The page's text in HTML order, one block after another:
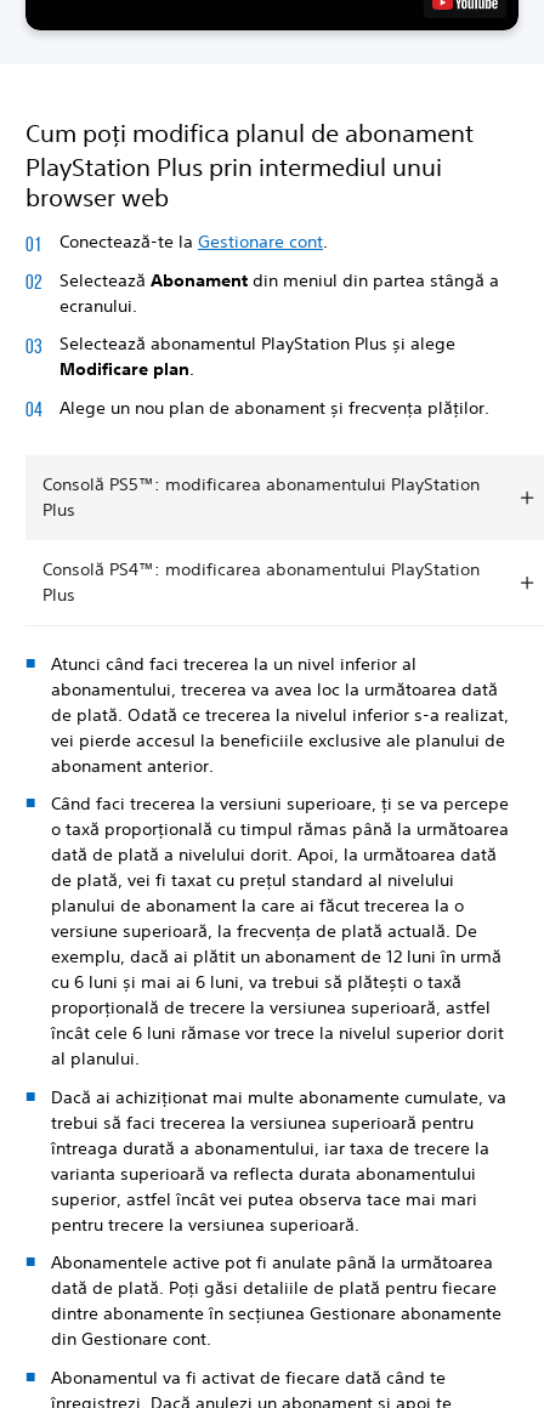
Cum poți modifica planul de abonament
PlayStation Plus prin intermediul unui
browser web
Conectează-te la Gestionare cont.
Selectează Abonament din meniul din partea stângă a
ecranului.
Selectează abonamentul PlayStation Plus și alege
Modificare plan.
Alege un nou plan de abonament și frecvența plăților.
Consolă PS5™: modificarea abonamentului PlayStation
Plus
Consolă PS4™: modificarea abonamentului PlayStation
Plus
Atunci când faci trecerea la un nivel inferior al
abonamentului, trecerea va avea loc la următoarea dată
de plată. Odată ce trecerea la nivelul inferior s-a realizat,
vei pierde accesul la beneficiile exclusive ale planului de
abonament anterior.
Când faci trecerea la versiuni superioare, ți se va percepe
o taxă proporțională cu timpul rămas până la următoarea
dată de plată a nivelului dorit. Apoi, la următoarea dată
de plată, vei fi taxat cu prețul standard al nivelului
planului de abonament la care ai făcut trecerea la o
versiune superioară, la frecvența de plată actuală. De
exemplu, dacă ai plătit un abonament de 12 luni în urmă
cu 6 luni și mai ai 6 luni, va trebui să plătești o taxă
proporțională de trecere la versiunea superioară, astfel
încât cele 6 luni rămase vor trece la nivelul superior dorit
al planului.
Dacă ai achiziționat mai multe abonamente cumulate, va
trebui să faci trecerea la versiunea superioară pentru
întreaga durată a abonamentului, iar taxa de trecere la
varianta superioară va reflecta durata abonamentului
superior, astfel încât vei putea observa tace mai mari
pentru trecere la versiunea superioară.
Abonamentele active pot fi anulate până la următoarea
dată de plată. Poți găsi detaliile de plată pentru fiecare
dintre abonamente în secțiunea Gestionare abonamente
din Gestionare cont.
Abonamentul va fi activat de fiecare dată când te
înregistrezi. Dacă anulezi un abonament și apoi te